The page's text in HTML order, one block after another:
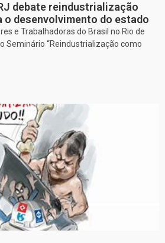
debate reindustrialização
o desenvolvimento do estado
e Trabalhadoras do Brasil no Rio de
Seminário “Reindustrialização como